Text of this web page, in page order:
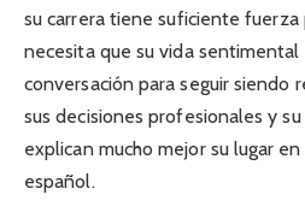
su carrera tiene suficiente fuerza
necesita que su vida
conversación para seguir siendo
sus decisiones profesionales y
explican mucho mejor su lugar
español.